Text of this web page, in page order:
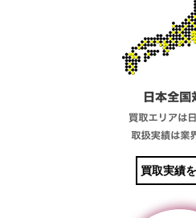
買取実績